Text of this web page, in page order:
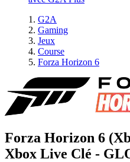
G2A
Gaming
Jeux
Course
Forza Horizon 6
Forza Horizon 6
Xbox Live Clé -